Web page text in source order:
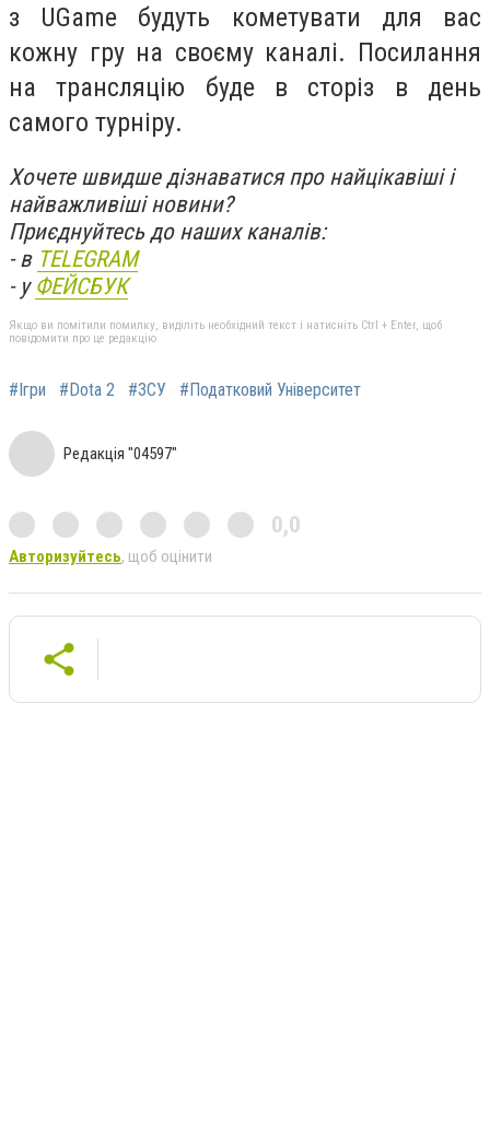
з UGame будуть кометувати для вас
кожну гру на своєму каналі. Посилання
на трансляцію буде в сторіз в день
самого турніру.
Хочете швидше дізнаватися про найцікавіші і
найважливіші новини?
Приєднуйтесь до наших каналів:
- в TELEGRAM
- у ФЕЙСБУК
Якщо ви помітили помилку, виділіть необхідний текст і натисніть Ctrl + Enter, щоб
повідомити про це редакцію
#Ігри #Dota 2 #ЗСУ #Податковий Університет
Редакція "04597"
0,0
Авторизуйтесь, щоб оцінити